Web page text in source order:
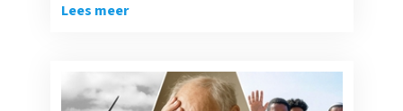
Lees meer